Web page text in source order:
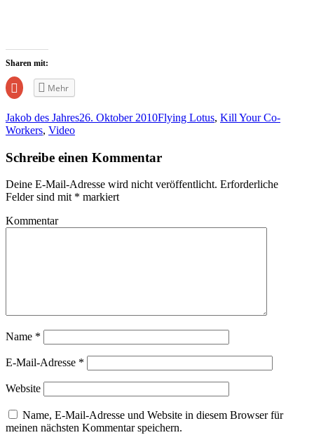
Sharen mit:
Zum
Teilen
anklicken
(Wird
in
Fenster
geöffnet)
Mehr
Jakob des Jahres26. Oktober 2010Flying Lotus, Kill Your Co-
Workers, Video
Schreibe einen Kommentar
Deine E-Mail-Adresse wird nicht veröffentlicht. Erforderliche
Felder sind mit * markiert
Kommentar
Name *
E-Mail-Adresse *
Website
Name, E-Mail-Adresse und Website in diesem Browser für
meinen nächsten Kommentar speichern.